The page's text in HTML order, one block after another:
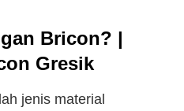
Bricon? |
Gresik
jenis material